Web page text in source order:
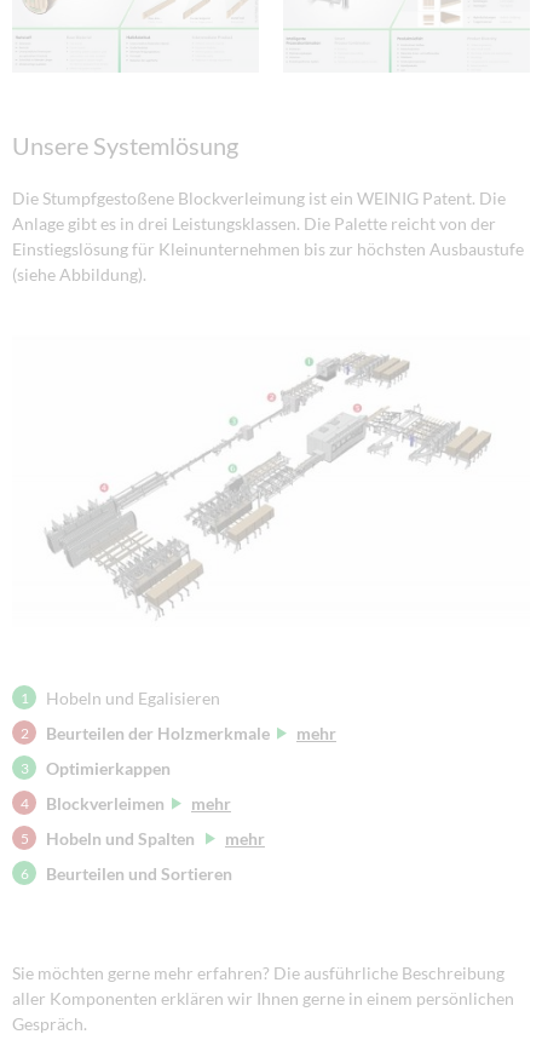
Unsere Systemlösung
Die Stumpfgestoßene Blockverleimung ist ein WEINIG Patent. Die
Anlage gibt es in drei Leistungsklassen. Die Palette reicht von der
Einstiegslösung für Kleinunternehmen bis zur höchsten Ausbaustufe
(siehe Abbildung).
Hobeln und Egalisieren
Beurteilen der Holzmerkmale
mehr
Optimierkappen
Blockverleimen
mehr
Hobeln und Spalten
mehr
Beurteilen und Sortieren
Sie möchten gerne mehr erfahren? Die ausführliche Beschreibung
aller Komponenten erklären wir Ihnen gerne in einem persönlichen
Gespräch.